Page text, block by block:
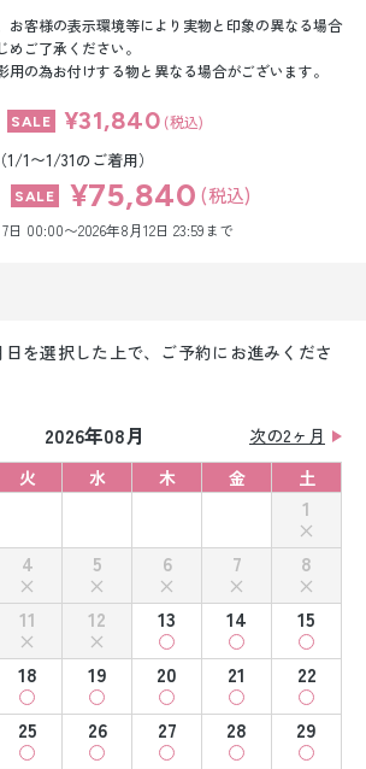
ル
お客様の表示環境等により実物と印象の異なる場合
ご了承ください。
用の為お付けする物と異なる場合がございます。
¥31,840 (税込)
1〜1/31のご着用）
¥75,840 (税込)
日 00:00〜2026年8月12日 23:59まで
を選択した上で、ご予約にお進みくださ
2026年08月
次の2ヶ月
火 水 木 金 土
1
4 5 6 7
8
11 12 13 14
15
18 19 20 21
22
25 26 27 28
29